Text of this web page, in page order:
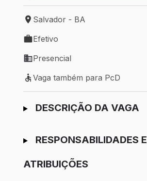
Local de trabalho: Salvador - BA
Salvador - BA
Tipo de vaga: Efetivo
Efetivo
Modelo de trabalho: Presencial
Presencial
Vaga também para PcD
Vaga também para PcD
Ir para candidatura
DESCRIÇÃO DA VAGA
RESPONSABILIDADES E
ATRIBUIÇÕES